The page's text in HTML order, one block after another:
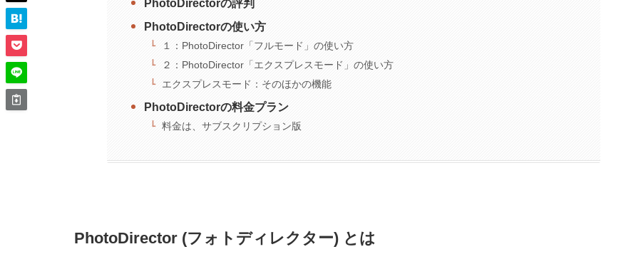
PhotoDirectorの評判
PhotoDirectorの使い方
１：PhotoDirector「フルモード」の使い方
２：PhotoDirector「エクスプレスモード」の使い方
エクスプレスモード：そのほかの機能
PhotoDirectorの料金プラン
料金は、サブスクリプション版
PhotoDirector (フォトディレクター) とは